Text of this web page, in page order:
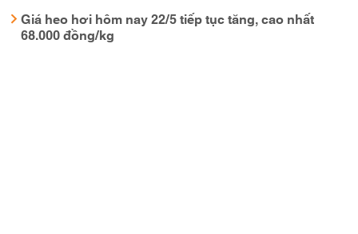
Giá heo hơi hôm nay 22/5 tiếp tục tăng, cao nhất
68.000 đồng/kg